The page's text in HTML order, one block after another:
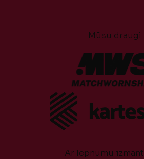
Mūsu draugi
Ar lepnumu